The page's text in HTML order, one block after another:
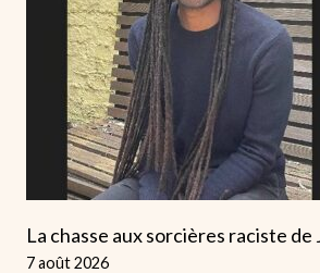
La chasse aux sorcières raciste de
7 août 2026